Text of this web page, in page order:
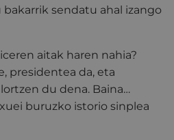
sendatu ahal izango
aitak haren nahia?
presidentea da, eta
du dena. Baina…
buruzko istorio sinplea